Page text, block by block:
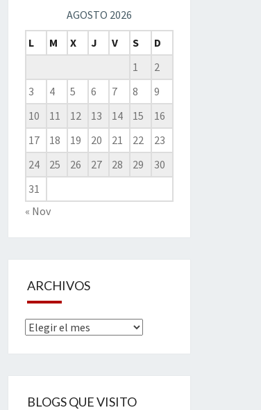
AGOSTO 2026
L
M X J V S
D
1
2
3
4 5 6 7 8
9
10
11 12 13 14 15
16
17
18 19 20 21 22
23
24
25 26 27 28 29
30
31
« Nov
ARCHIVOS
Archivos
BLOGS QUE VISITO